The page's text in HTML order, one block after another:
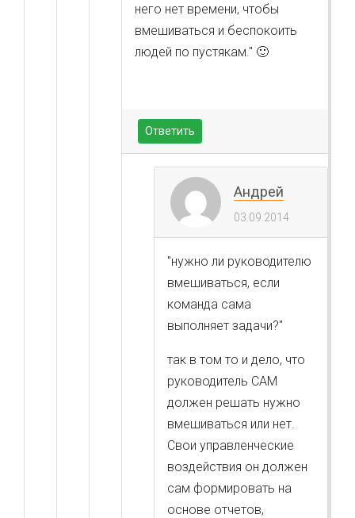
него нет времени, чтобы
вмешиваться и беспокоить
людей по пустякам." 🙂
Ответить
Андрей
03.09.2014
"нужно ли руководителю
вмешиваться, если
команда сама
выполняет задачи?"
так в том то и дело, что
руководитель САМ
должен решать нужно
вмешиваться или нет.
Свои управленческие
воздействия он должен
сам формировать на
основе отчетов,